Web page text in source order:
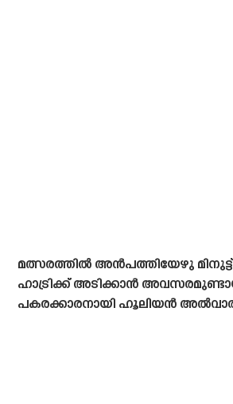
മത്സരത്തിൽ അൻപത്തിയേഴു
ഹാട്രിക്ക് അടിക്കാൻ
പകരക്കാരനായി ഹൂലിയൻ